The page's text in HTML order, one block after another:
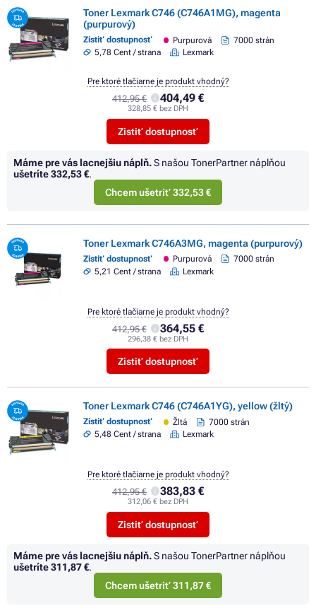
Toner Lexmark C746 (C746A1MG), magenta
(purpurový)
Zistiť dostupnosť Purpurová
7000 strán
5,78 Cent / strana
Lexmark
412,95 € 404,49 €
328,85 € bez DPH
Zistiť dostupnosť
Pre ktoré tlačiarne je produkt vhodný?
Máme pre vás lacnejšiu náplň.S našou TonerPartner náplňou
ušetríte332,53 €.
Chcem ušetriť 332,53 €
Toner Lexmark C746A3MG, magenta (purpurový)
Zistiť dostupnosť Purpurová
7000 strán
5,21 Cent / strana
Lexmark
412,95 € 364,55 €
296,38 € bez DPH
Zistiť dostupnosť
Pre ktoré tlačiarne je produkt vhodný?
Toner Lexmark C746 (C746A1YG), yellow (žltý)
Zistiť dostupnosť Žltá
7000 strán
5,48 Cent / strana
Lexmark
412,95 € 383,83 €
312,06 € bez DPH
Zistiť dostupnosť
Pre ktoré tlačiarne je produkt vhodný?
Máme pre vás lacnejšiu náplň.S našou TonerPartner náplňou
ušetríte311,87 €.
Chcem ušetriť 311,87 €